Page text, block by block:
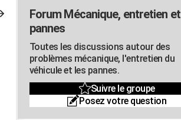
Forum Mécanique, entretien et
pannes
Toutes les discussions autour des
problèmes mécanique, l'entretien du
véhicule et les pannes.
Suivre le groupe
Posez votre question